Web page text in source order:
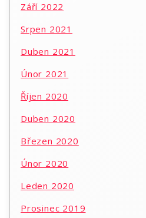
Září 2022
Srpen 2021
Duben 2021
Únor 2021
Říjen 2020
Duben 2020
Březen 2020
Únor 2020
Leden 2020
Prosinec 2019